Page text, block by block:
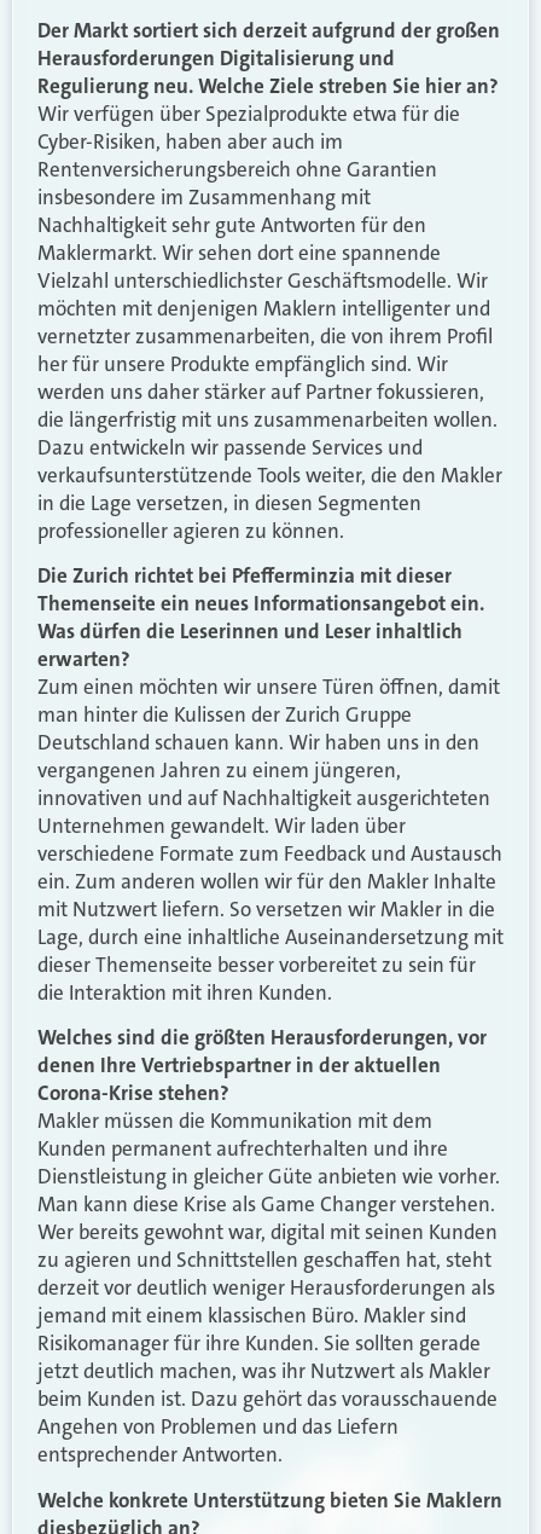
Der Markt sortiert sich derzeit aufgrund der großen
Herausforderungen Digitalisierung und
Regulierung neu. Welche Ziele streben Sie hier an?
Wir verfügen über Spezialprodukte etwa für die
Cyber-Risiken, haben aber auch im
Rentenversicherungsbereich ohne Garantien
insbesondere im Zusammenhang mit
Nachhaltigkeit sehr gute Antworten für den
Maklermarkt. Wir sehen dort eine spannende
Vielzahl unterschiedlichster Geschäftsmodelle. Wir
möchten mit denjenigen Maklern intelligenter und
vernetzter zusammenarbeiten, die von ihrem Profil
her für unsere Produkte empfänglich sind. Wir
werden uns daher stärker auf Partner fokussieren,
die längerfristig mit uns zusammenarbeiten wollen.
Dazu entwickeln wir passende Services und
verkaufsunterstützende Tools weiter, die den Makler
in die Lage versetzen, in diesen Segmenten
professioneller agieren zu können.
Die Zurich richtet bei Pfefferminzia mit dieser
Themenseite ein neues Informationsangebot ein.
Was dürfen die Leserinnen und Leser inhaltlich
erwarten?
Zum einen möchten wir unsere Türen öffnen, damit
man hinter die Kulissen der Zurich Gruppe
Deutschland schauen kann. Wir haben uns in den
vergangenen Jahren zu einem jüngeren,
innovativen und auf Nachhaltigkeit ausgerichteten
Unternehmen gewandelt. Wir laden über
verschiedene Formate zum Feedback und Austausch
ein. Zum anderen wollen wir für den Makler Inhalte
mit Nutzwert liefern. So versetzen wir Makler in die
Lage, durch eine inhaltliche Auseinandersetzung mit
dieser Themenseite besser vorbereitet zu sein für
die Interaktion mit ihren Kunden.
Welches sind die größten Herausforderungen, vor
denen Ihre Vertriebspartner in der aktuellen
Corona-Krise stehen?
Makler müssen die Kommunikation mit dem
Kunden permanent aufrechterhalten und ihre
Dienstleistung in gleicher Güte anbieten wie vorher.
Man kann diese Krise als Game Changer verstehen.
Wer bereits gewohnt war, digital mit seinen Kunden
zu agieren und Schnittstellen geschaffen hat, steht
derzeit vor deutlich weniger Herausforderungen als
jemand mit einem klassischen Büro. Makler sind
Risikomanager für ihre Kunden. Sie sollten gerade
jetzt deutlich machen, was ihr Nutzwert als Makler
beim Kunden ist. Dazu gehört das vorausschauende
Angehen von Problemen und das Liefern
entsprechender Antworten.
Welche konkrete Unterstützung bieten Sie Maklern
diesbezüglich an?